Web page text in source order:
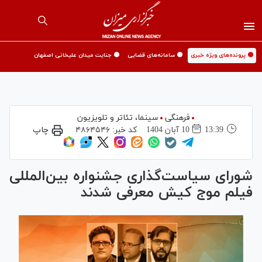
🟡 پرونده‌های ویژه خبری 🟡 سامانه‌های قضایی 🟡 جنایت میدان علیخانی اصفهان
فرهنگی
سینما،‌ تئاتر و تلویزیون
13:39
10 آبان 1404 کد خبر: ۴۸۶۴۵۴۶ چاپ
شورای سیاست‌گذاری جشنواره بین‌المللی
فیلم موج کیش معرفی شدند